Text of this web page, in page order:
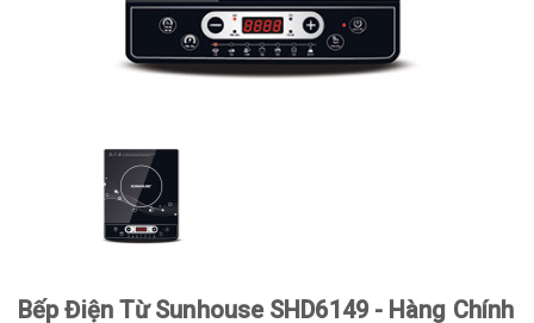
Bếp Điện Từ Sunhouse SHD6149 - Hàng Chính